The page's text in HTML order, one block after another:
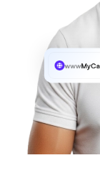
www